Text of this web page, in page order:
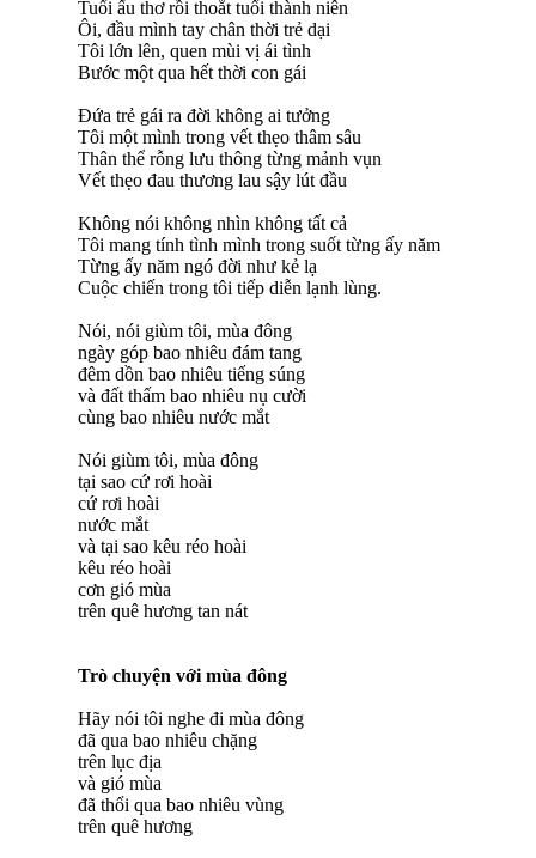
Tuổi ấu thơ rồi thoắt tuổi thành niên
Ôi, đầu mình tay chân thời trẻ dại
Tôi lớn lên, quen mùi vị ái tình
Bước một qua hết thời con gái
Đứa trẻ gái ra đời không ai tưởng
Tôi một mình trong vết thẹo thâm sâu
Thân thể rỗng lưu thông từng mảnh vụn
Vết thẹo đau thương lau sậy lút đầu
Không nói không nhìn không tất cả
Tôi mang tính tình mình trong suốt từng ấy năm
Từng ấy năm ngó đời như kẻ lạ
Cuộc chiến trong tôi tiếp diễn lạnh lùng.
Nói, nói giùm tôi, mùa đông
ngày góp bao nhiêu đám tang
đêm dồn bao nhiêu tiếng súng
và đất thấm bao nhiêu nụ cười
cùng bao nhiêu nước mắt
Nói giùm tôi, mùa đông
tại sao cứ rơi hoài
cứ rơi hoài
nước mắt
và tại sao kêu réo hoài
kêu réo hoài
cơn gió mùa
trên quê hương tan nát
Trò chuyện với mùa đông
Hãy nói tôi nghe đi mùa đông
đã qua bao nhiêu chặng
trên lục địa
và gió mùa
đã thổi qua bao nhiêu vùng
trên quê hương